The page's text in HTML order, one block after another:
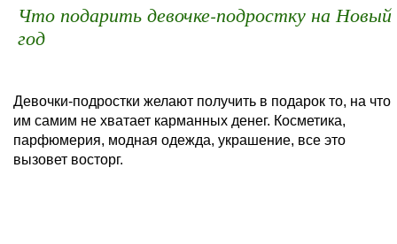
Что подарить девочке-подростку на Новый
год
Девочки-подростки желают получить в подарок то, на что
им самим не хватает карманных денег. Косметика,
парфюмерия, модная одежда, украшение, все это
вызовет восторг.